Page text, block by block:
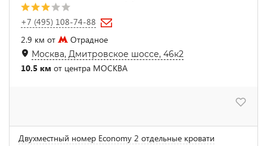
+7 (495) 108-74-88
2.9 км от
Отрадное
Москва, Дмитровское шоссе, 46к2
10.5 км от центра МОСКВА
Двухместный номер Economy 2 отдельные кровати